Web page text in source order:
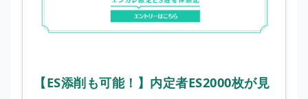
【ES添削も可能！】内定者ES2000枚が見